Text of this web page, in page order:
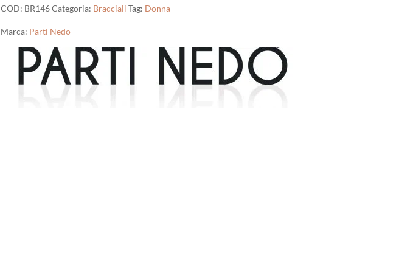
COD: BR146 Categoria: Bracciali Tag: Donna
Marca: Parti Nedo